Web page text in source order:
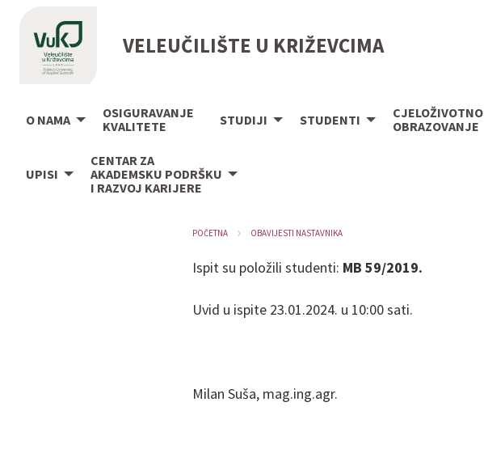
VELEUČILIŠTE U KRIŽEVCIMA
O NAMA
OSIGURAVANJE
KVALITETE
STUDIJI STUDENTI
CJELOŽIVOTNO
OBRAZOVANJE
UPISI
CENTAR ZA
AKADEMSKU PODRŠKU
I RAZVOJ KARIJERE
POČETNA OBAVIJESTI NASTAVNIKA
Ispit su položili studenti: MB 59/2019.
Uvid u ispite 23.01.2024. u 10:00 sati.
Milan Suša, mag.ing.agr.